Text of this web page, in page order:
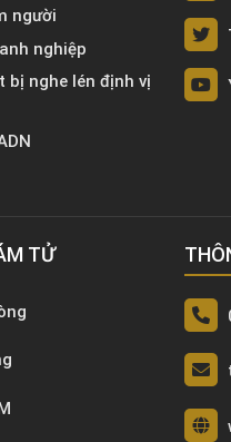
người
nghiệp
bị nghe lén định vị
TỬ